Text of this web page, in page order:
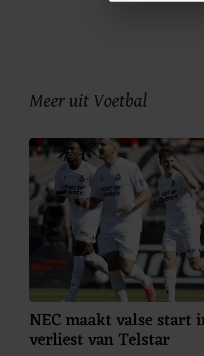
Meer uit Voetbal
NEC maakt valse start
verliest van Telstar